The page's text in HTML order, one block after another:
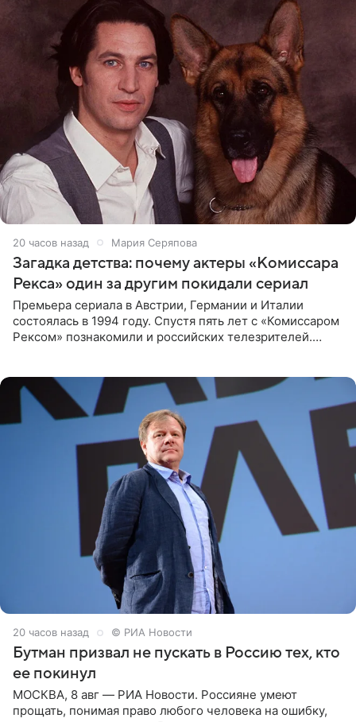
20 часов назад Мария Серяпова
Загадка детства: почему актеры «Комиссара
Рекса» один за другим покидали сериал
Премьера сериала в Австрии, Германии и Италии
состоялась в 1994 году. Спустя пять лет с «Комиссаром
Рексом» познакомили и российских телезрителей.
20 часов назад © РИА Новости
Бутман призвал не пускать в Россию тех, кто
ее покинул
МОСКВА, 8 авг — РИА Новости. Россияне умеют
прощать, понимая право любого человека на ошибку,